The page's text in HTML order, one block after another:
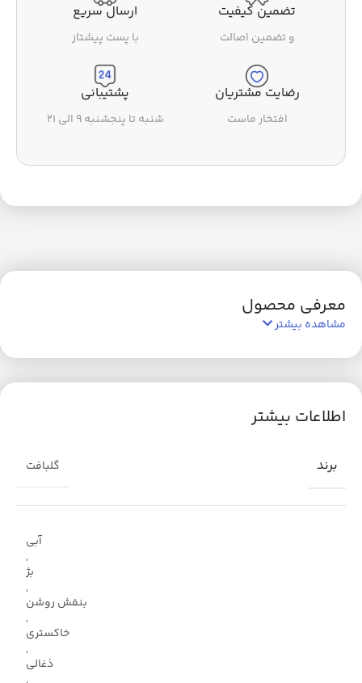
تضمین کیفیت
و تضمین اصالت
ارسال سریع
با پست پیشتاز
رضایت مشتریان
افتخار ماست
پشتیبانی
شنبه تا پنجشنبه ۹ الی ۲۱
معرفی محصول
مشاهده بیشتر
اطلاعات بیشتر
برند گلبافت
آبی
,
بژ
,
بنفش روشن
,
خاکستری
,
ذغالی